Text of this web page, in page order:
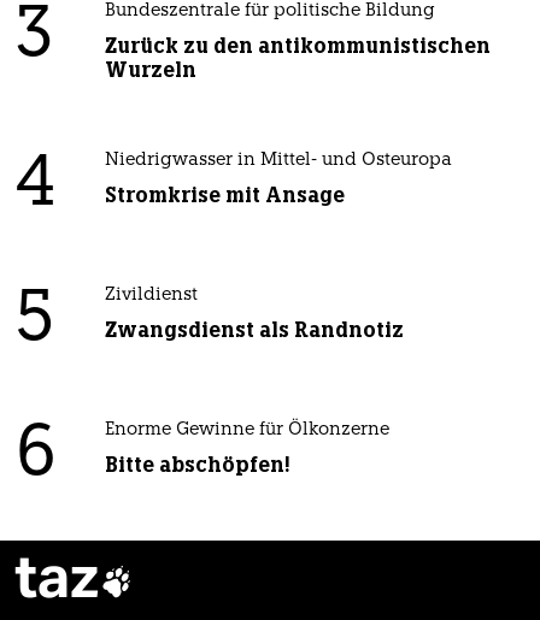
3 Bundeszentrale für politische Bildung
Zurück zu den antikommunistischen
Wurzeln
4 Niedrigwasser in Mittel- und Osteuropa
Stromkrise mit Ansage
5 Zivildienst
Zwangsdienst als Randnotiz
6 Enorme Gewinne für Ölkonzerne
Bitte abschöpfen!
taz